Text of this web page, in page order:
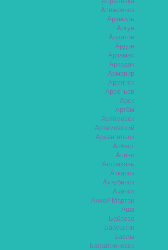
Апшеронск
Арамиль
Аргун
Ардатов
Ардон
Арзамас
Аркадак
Армавир
Армянск
Арсеньев
Арск
Артём
Артёмовск
Артёмовский
Архангельск
Асбест
Асино
Астрахань
Аткарск
Ахтубинск
Ачинск
Ачхой-Мартан
Аша
Бабаево
Бабушкин
Бавлы
Багратионовск